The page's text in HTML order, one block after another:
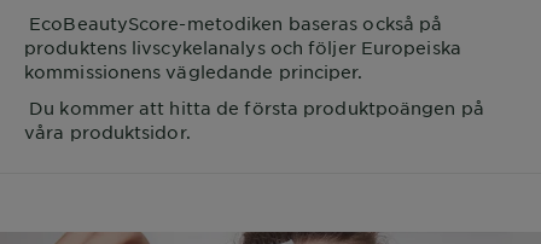
EcoBeautyScore-metodiken baseras också på
produktens livscykelanalys och följer Europeiska
kommissionens vägledande principer.
Du kommer att hitta de första produktpoängen på
våra produktsidor.